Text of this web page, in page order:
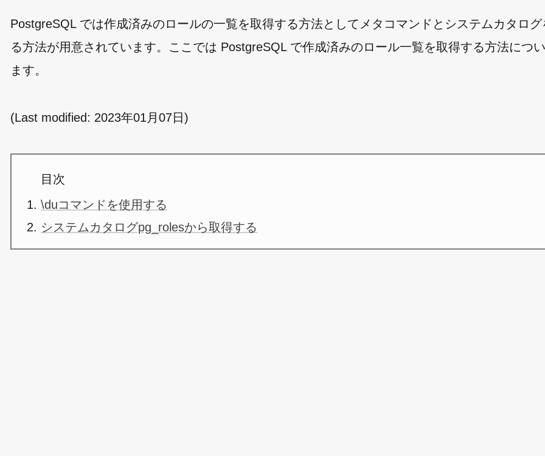
PostgreSQL では作成済みのロールの一覧を取得する方法としてメタコマンドとシステムカタロ
る方法が用意されています。ここでは PostgreSQL で作成済みのロール一覧を取得する方法につ
ます。
(Last modified: 2023年01月07日 )
目次
\duコマンドを使用する
システムカタログpg_rolesから取得する